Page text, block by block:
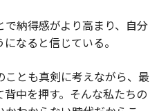
納得感がより高まり、自分
なると信じている。
ことも真剣に考えながら、最
中を押す。そんな私たちの